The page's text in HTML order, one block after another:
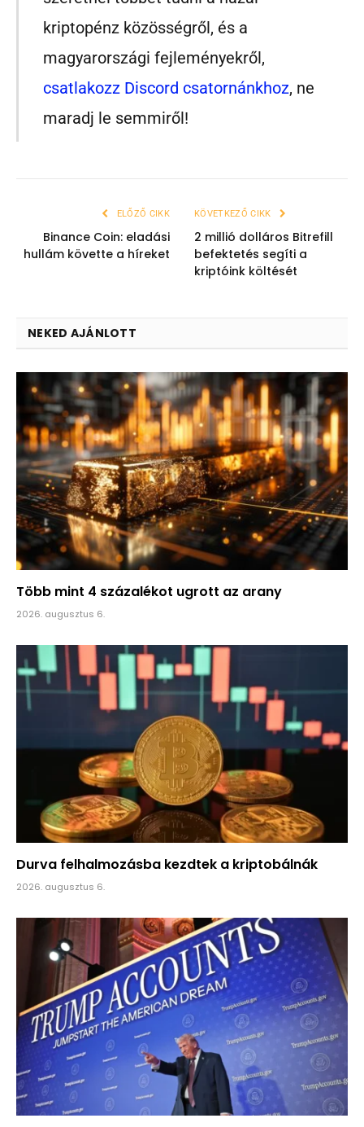
kriptopénz közösségről, és a
magyarországi fejleményekről,
csatlakozz Discord csatornánkhoz, ne
maradj le semmiről!
ELŐZŐ CIKK
Binance Coin: eladási
hullám követte a híreket
KÖVETKEZŐ CIKK
2 millió dolláros Bitrefill
befektetés segíti a
kriptóink költését
NEKED AJÁNLOTT
Több mint 4 százalékot ugrott az arany
2026. augusztus 6.
Durva felhalmozásba kezdtek a kriptobálnák
2026. augusztus 6.